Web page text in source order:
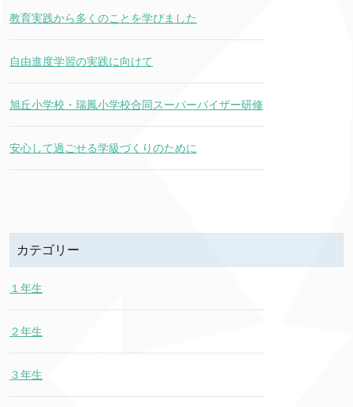
教育実践から多くのことを学びました
自由進度学習の実践に向けて
旭丘小学校・瑞鳳小学校合同スーパーバイザー研修
安心して過ごせる学級づくりのために
カテゴリー
１年生
２年生
３年生